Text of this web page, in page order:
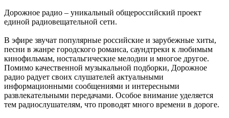
Дорожное радио – уникальный общероссийский проект
единой радиовещательной сети.
В эфире звучат популярные российские и зарубежные хиты,
песни в жанре городского романса, саундтреки к любимым
кинофильмам, ностальгические мелодии и многое другое.
Помимо качественной музыкальной подборки, Дорожное
радио радует своих слушателей актуальными
информационными сообщениями и интересными
развлекательными передачами. Особое внимание уделяется
тем радиослушателям, что проводят много времени в дороге.